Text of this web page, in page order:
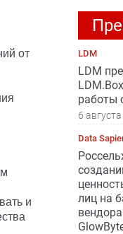
от
и
LDM
LDM
работы
6
Data
лиц на